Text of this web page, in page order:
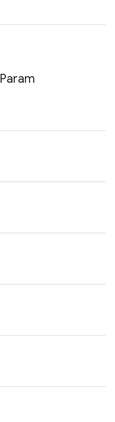
Param